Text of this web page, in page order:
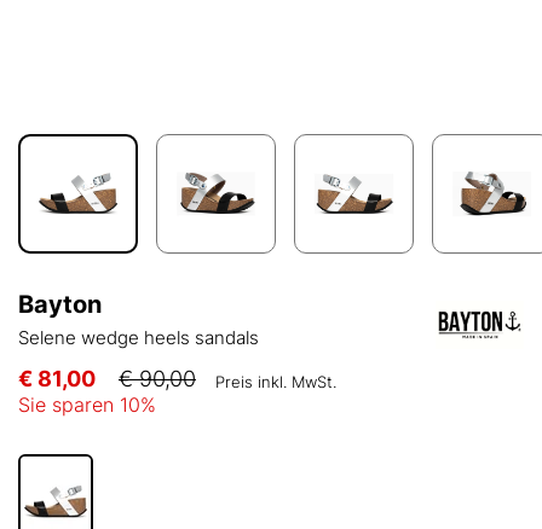
Bayton
Selene wedge heels sandals
€ 81,00 € 90,00 Preis inkl. MwSt.
Sie sparen 10%